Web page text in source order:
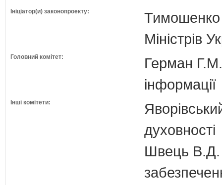
Ініціатор(и) законопроекту:
Тимошенко
Міністрів
Головний комітет:
Герман
інформації
Інші комітети:
духовності
Швець В.Д.